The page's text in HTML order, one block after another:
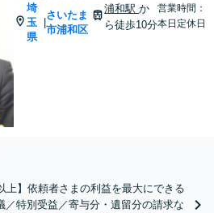
埼
玉
県
|
さいたま
市浦和区
浦和駅か
ら徒歩10分
営業時間：
本日定休日
上】依頼者さまの利益を最大にできる
／特別受益／寄与分・遺留分の請求な